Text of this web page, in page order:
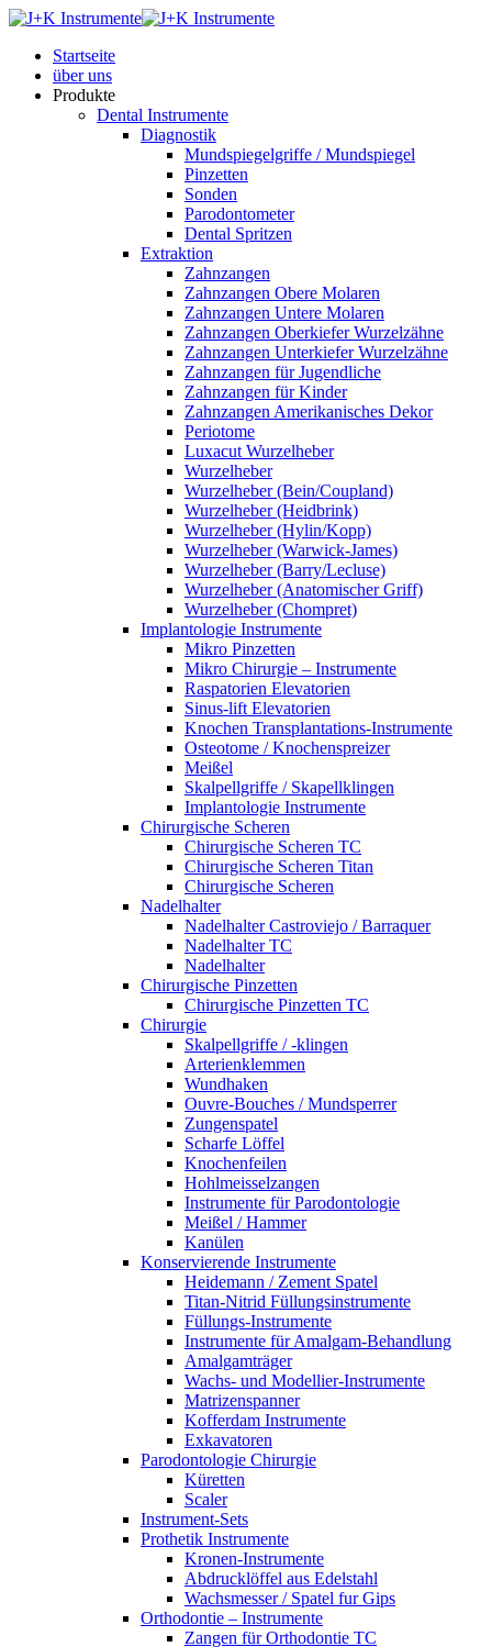
Startseite
über uns
Produkte
Dental Instrumente
Diagnostik
Mundspiegelgriffe / Mundspiegel
Pinzetten
Sonden
Parodontometer
Dental Spritzen
Extraktion
Zahnzangen
Zahnzangen Obere Molaren
Zahnzangen Untere Molaren
Zahnzangen Oberkiefer Wurzelzähne
Zahnzangen Unterkiefer Wurzelzähne
Zahnzangen für Jugendliche
Zahnzangen für Kinder
Zahnzangen Amerikanisches Dekor
Periotome
Luxacut Wurzelheber
Wurzelheber
Wurzelheber (Bein/Coupland)
Wurzelheber (Heidbrink)
Wurzelheber (Hylin/Kopp)
Wurzelheber (Warwick-James)
Wurzelheber (Barry/Lecluse)
Wurzelheber (Anatomischer Griff)
Wurzelheber (Chompret)
Implantologie Instrumente
Mikro Pinzetten
Mikro Chirurgie – Instrumente
Raspatorien Elevatorien
Sinus-lift Elevatorien
Knochen Transplantations-Instrumente
Osteotome / Knochenspreizer
Meißel
Skalpellgriffe / Skapellklingen
Implantologie Instrumente
Chirurgische Scheren
Chirurgische Scheren TC
Chirurgische Scheren Titan
Chirurgische Scheren
Nadelhalter
Nadelhalter Castroviejo / Barraquer
Nadelhalter TC
Nadelhalter
Chirurgische Pinzetten
Chirurgische Pinzetten TC
Chirurgie
Skalpellgriffe / -klingen
Arterienklemmen
Wundhaken
Ouvre-Bouches / Mundsperrer
Zungenspatel
Scharfe Löffel
Knochenfeilen
Hohlmeisselzangen
Instrumente für Parodontologie
Meißel / Hammer
Kanülen
Konservierende Instrumente
Heidemann / Zement Spatel
Titan-Nitrid Füllungsinstrumente
Füllungs-Instrumente
Instrumente für Amalgam-Behandlung
Amalgamträger
Wachs- und Modellier-Instrumente
Matrizenspanner
Kofferdam Instrumente
Exkavatoren
Parodontologie Chirurgie
Küretten
Scaler
Instrument-Sets
Prothetik Instrumente
Kronen-Instrumente
Abdrucklöffel aus Edelstahl
Wachsmesser / Spatel fur Gips
Orthodontie – Instrumente
Zangen für Orthodontie TC